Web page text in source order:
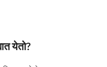
येतो?